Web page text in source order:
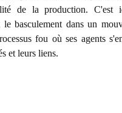
de la production. C'est
basculement dans un
fou où ses agents
et leurs liens.